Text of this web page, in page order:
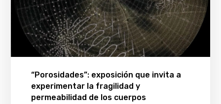
“Porosidades”: exposición que invita a
experimentar la fragilidad y
permeabilidad de los cuerpos